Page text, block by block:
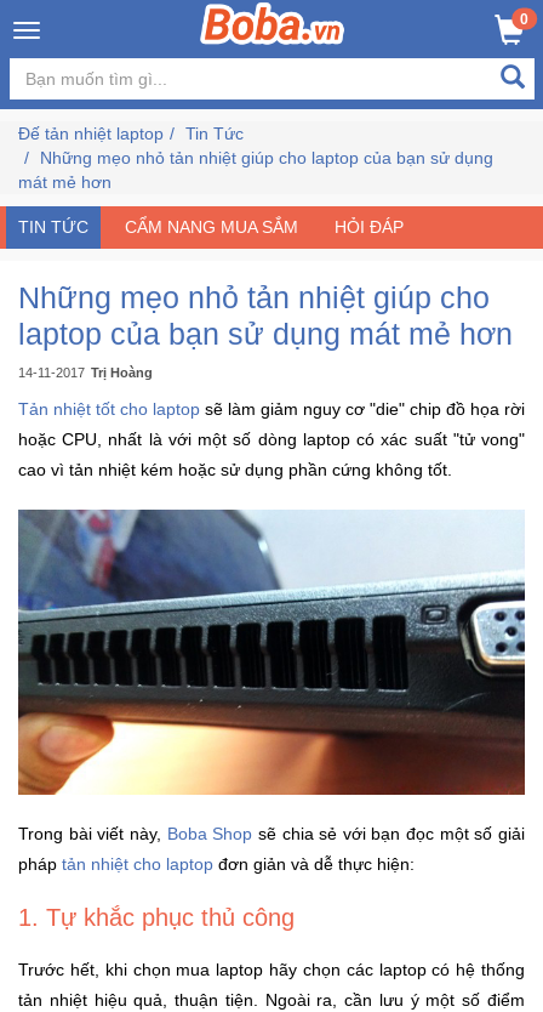
×
Đăng
nhập
Đăng
Trang
Chủ
Hot
Bán
Chạy
Khuyến
Mãi
Thiết
bị
âm
thanh
Phụ
Kiện
Nghệ
Tivi
0
Đế tản nhiệt laptop
Tin Tức
Những mẹo nhỏ tản nhiệt giúp cho laptop của bạn sử dụng
mát mẻ hơn
TIN TỨC CẨM NANG MUA SẮM HỎI ĐÁP
Những mẹo nhỏ tản nhiệt giúp cho
laptop của bạn sử dụng mát mẻ hơn
14-11-2017 Trị Hoàng
Tản nhiệt tốt cho laptop sẽ làm giảm nguy cơ "die" chip đồ họa rời
hoặc CPU, nhất là với một số dòng laptop có xác suất "tử vong"
cao vì tản nhiệt kém hoặc sử dụng phần cứng không tốt.
Trong bài viết này, Boba Shop sẽ chia sẻ với bạn đọc một số giải
pháp tản nhiệt cho laptop đơn giản và dễ thực hiện:
1. Tự khắc phục thủ công
Trước hết, khi chọn mua laptop hãy chọn các laptop có hệ thống
tản nhiệt hiệu quả, thuận tiện. Ngoài ra, cần lưu ý một số điểm